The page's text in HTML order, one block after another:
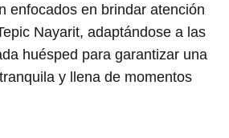
enfocados en brindar atención
Nayarit, adaptándose a las
huésped para garantizar una
y llena de momentos